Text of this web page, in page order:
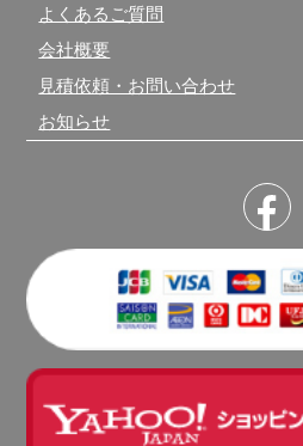
よくあるご質問
会社概要
見積依頼・お問い合わせ
お知らせ